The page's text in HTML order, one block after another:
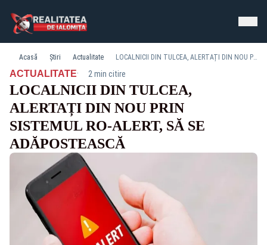
Acasă Știri Actualitate LOCALNICII DIN TULCEA, ALERTAȚI DIN NOU PRIN SISTEMUL RO-ALERT, SĂ SE ADĂPOSTEASCĂ
ACTUALITATE· 2 min citire
LOCALNICII DIN TULCEA,
ALERTAȚI DIN NOU PRIN
SISTEMUL RO-ALERT, SĂ SE
ADĂPOSTEASCĂ